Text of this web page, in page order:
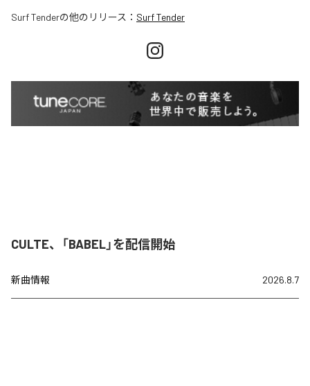
Surf Tenderの他のリリース： Surf Tender
CULTE、「BABEL」を配信開始
新曲情報 2026.8.7